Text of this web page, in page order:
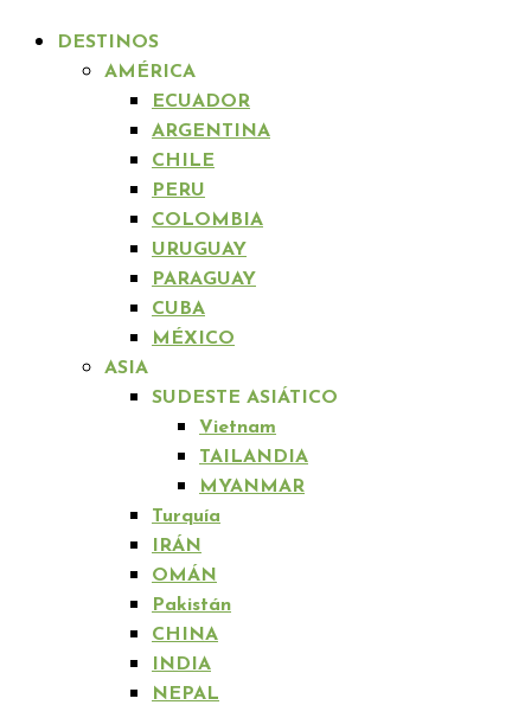
DESTINOS
AMÉRICA
ECUADOR
ARGENTINA
CHILE
PERU
COLOMBIA
URUGUAY
PARAGUAY
CUBA
MÉXICO
ASIA
SUDESTE ASIÁTICO
Vietnam
TAILANDIA
MYANMAR
Turquía
IRÁN
OMÁN
Pakistán
CHINA
INDIA
NEPAL